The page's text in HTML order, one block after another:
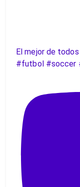
El mejor de
#futbol #soccer